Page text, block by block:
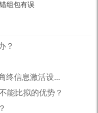
组包有误
？
终信息激活设...
能比拟的优势？